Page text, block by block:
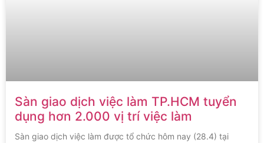
Sàn giao dịch việc làm TP.HCM tuyển
dụng hơn 2.000 vị trí việc làm
Sàn giao dịch việc làm được tổ chức hôm nay (28.4) tại